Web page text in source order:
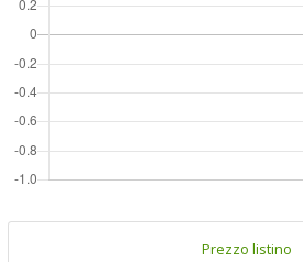
Prezzo listino